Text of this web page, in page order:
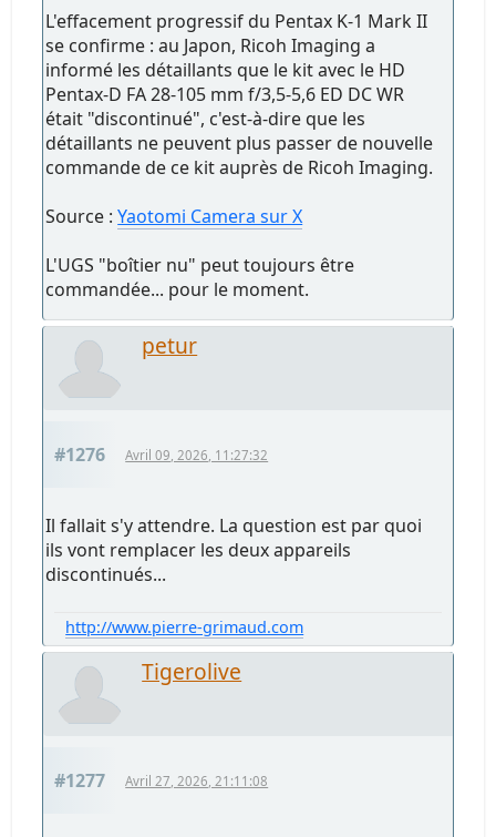
L'effacement progressif du Pentax K-1 Mark II
se confirme : au Japon, Ricoh Imaging a
informé les détaillants que le kit avec le HD
Pentax-D FA 28-105 mm f/3,5-5,6 ED DC WR
était "discontinué", c'est-à-dire que les
détaillants ne peuvent plus passer de nouvelle
commande de ce kit auprès de Ricoh Imaging.
Source :Yaotomi Camera sur X
L'UGS "boîtier nu" peut toujours être
commandée... pour le moment.
petur
#1276 Avril 09, 2026, 11:27:32
Il fallait s'y attendre. La question est par quoi
ils vont remplacer les deux appareils
discontinués...
http://www.pierre-grimaud.com
Tigerolive
#1277 Avril 27, 2026, 21:11:08